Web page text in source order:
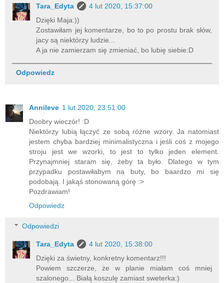
Tara_Edyta
4 lut 2020, 15:37:00
Dzięki Maja:))
Zostawiłam jej komentarze, bo to po prostu brak słów,
jacy są niektórzy ludzie...
A ja nie zamierzam się zmieniać, bo lubię siebie:D
Odpowiedz
Annileve 1 lut 2020, 23:51:00
Doobry wieczór! :D
Niektórzy lubią łączyć ze sobą różne wzory. Ja natomiast
jestem chyba bardziej minimalistyczna i jeśli coś z mojego
stroju jest we wzorki, to jest to tylko jeden element.
Przynajmniej staram się, żeby ta było. Dlatego w tym
przypadku postawiłabym na buty, bo baardzo mi się
podobają. I jakąś stonowaną górę :>
Pozdrawiam!
Odpowiedz
Odpowiedzi
Tara_Edyta
4 lut 2020, 15:38:00
Dzięki za świetny, konkretny komentarz!!!
Powiem szczerze, że w planie miałam coś mniej
szalonego... Białą koszulę zamiast sweterka:)